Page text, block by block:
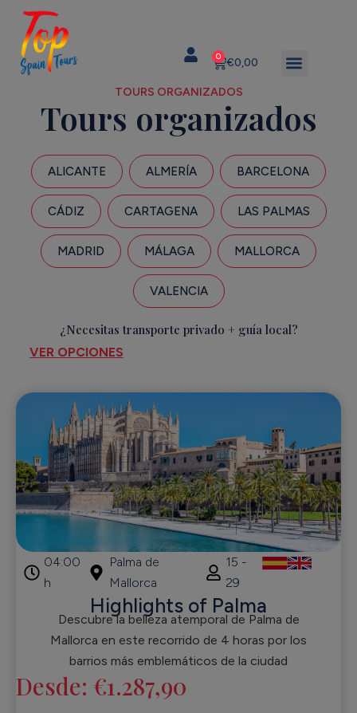
€0,00
0
TOURS ORGANIZADOS
Tours organizados
ALICANTE ALMERÍA BARCELONA
CÁDIZ CARTAGENA LAS PALMAS
MADRID MÁLAGA MALLORCA
VALENCIA
¿Necesitas transporte privado + guía local?
VER OPCIONES
04:00
h
Palma de
Mallorca
15 -
29
Highlights of Palma
Descubre la belleza atemporal de Palma de
Mallorca en este recorrido de 4 horas por los
barrios más emblemáticos de la ciudad
Desde: €1.287,90